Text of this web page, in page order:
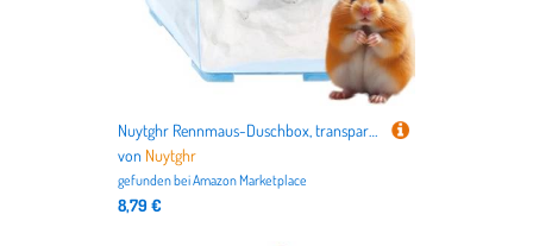
Nuytghr Rennmaus-Duschbox, transparenter Grabraum, wiederverwendbarer Haustierbedarf, multifunktionales Badezimmer für kleine Tiere für den täglichen Gebrauch, Roadtrip
von Nuytghr
gefunden beiAmazon Marketplace
8,79 €